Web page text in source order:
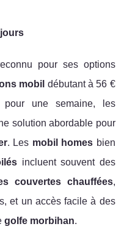
pour ses options
mobil débutant à 56 €
une semaine, les
solution abordable pour
. Les mobil homes bien
incluent souvent des
couvertes chauffées,
et un accès facile à des
golfe morbihan.